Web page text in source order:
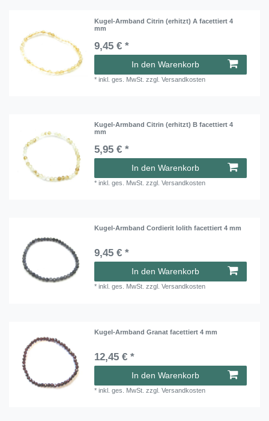
Kugel-Armband Citrin (erhitzt) A facettiert 4
mm
9,45 € *
In den Warenkorb
*inkl. ges. MwSt. zzgl.Versandkosten
Kugel-Armband Citrin (erhitzt) B facettiert 4
mm
5,95 € *
In den Warenkorb
*inkl. ges. MwSt. zzgl.Versandkosten
Kugel-Armband Cordierit Iolith facettiert 4 mm
9,45 € *
In den Warenkorb
*inkl. ges. MwSt. zzgl.Versandkosten
Kugel-Armband Granat facettiert 4 mm
12,45 € *
In den Warenkorb
*inkl. ges. MwSt. zzgl.Versandkosten